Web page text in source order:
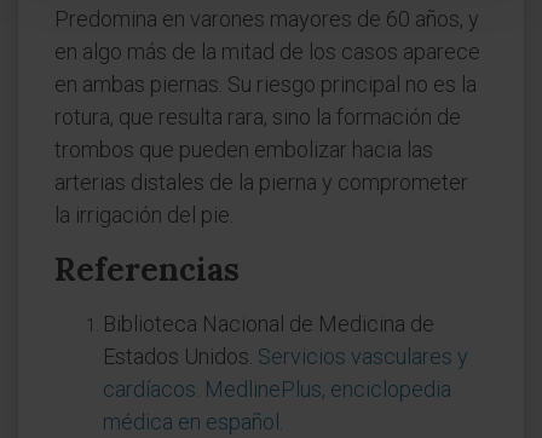
Predomina en varones mayores de 60 años, y
en algo más de la mitad de los casos aparece
en ambas piernas. Su riesgo principal no es la
rotura, que resulta rara, sino la formación de
trombos que pueden embolizar hacia las
arterias distales de la pierna y comprometer
la irrigación del pie.
Referencias
Biblioteca Nacional de Medicina de
Estados Unidos. Servicios vasculares y
cardíacos. MedlinePlus, enciclopedia
médica en español